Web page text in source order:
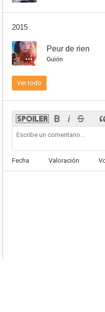
2015
-- Peur de rien
Guión
Ver todo
Fecha Valoración